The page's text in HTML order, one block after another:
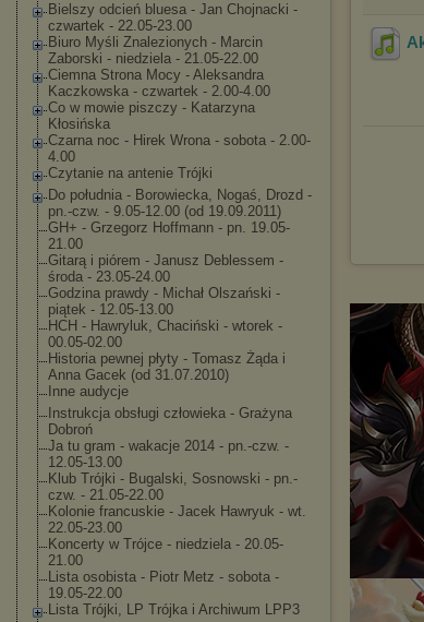
Bielszy odcień bluesa - Jan Chojnacki -
czwartek - 22.05-23.00
Biuro Myśli Znalezionych - Marcin
Zaborski - niedziela - 21.05-22.00
Ciemna Strona Mocy - Aleksandra
Kaczkowska - czwartek - 2.00-4.00
Co w mowie piszczy - Katarzyna
Kłosińska
Czarna noc - Hirek Wrona - sobota - 2.00-
4.00
Czytanie na antenie Trójki
Do południa - Borowiecka, Nogaś, Drozd -
pn.-czw. - 9.05-12.00 (od 19.09.2011)
GH+ - Grzegorz Hoffmann - pn. 19.05-
21.00
Gitarą i piórem - Janusz Deblessem -
środa - 23.05-24.00
Godzina prawdy - Michał Olszański -
piątek - 12.05-13.00
HCH - Hawryluk, Chaciński - wtorek -
00.05-02.00
Historia pewnej płyty - Tomasz Żąda i
Anna Gacek (od 31.07.2010)
Inne audycje
Instrukcja obsługi człowieka - Grażyna
Dobroń
Ja tu gram - wakacje 2014 - pn.-czw. -
12.05-13.00
Klub Trójki - Bugalski, Sosnowski - pn.-
czw. - 21.05-22.00
Kolonie francuskie - Jacek Hawryuk - wt.
22.05-23.00
Koncerty w Trójce - niedziela - 20.05-
21.00
Lista osobista - Piotr Metz - sobota -
19.05-22.00
Lista Trójki, LP Trójka i Archiwum LPP3